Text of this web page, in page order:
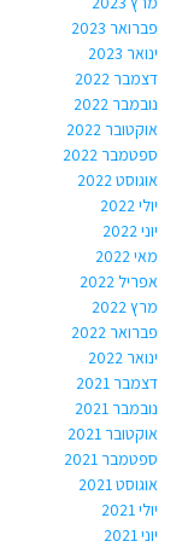
פברואר 2023
ינואר 2023
דצמבר 2022
נובמבר 2022
אוקטובר 2022
ספטמבר 2022
אוגוסט 2022
יולי 2022
יוני 2022
מאי 2022
אפריל 2022
מרץ 2022
פברואר 2022
ינואר 2022
דצמבר 2021
נובמבר 2021
אוקטובר 2021
ספטמבר 2021
אוגוסט 2021
יולי 2021
יוני 2021